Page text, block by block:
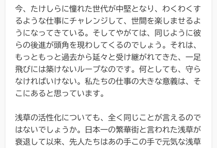
今、たけしらに憧れた世代が中堅となり、わくわくす
るような仕事にチャレンジして、世間を楽しませるよ
うになってきている。そしてやがては、同じように彼
らの後進が頭角を現わしてくるのでしょう。それは、
もっともっと過去から延々と受け継がれてきた、一足
飛びには築けないループなのです。何としても、守ら
なければいけない。私たちの仕事の大きな意義は、そ
こにあると思っています。
浅草の活性化についても、全く同じことが言えるので
はないでしょうか。日本一の繁華街と言われた浅草が
衰退して以来、先人たちはあの手この手で元気な浅草